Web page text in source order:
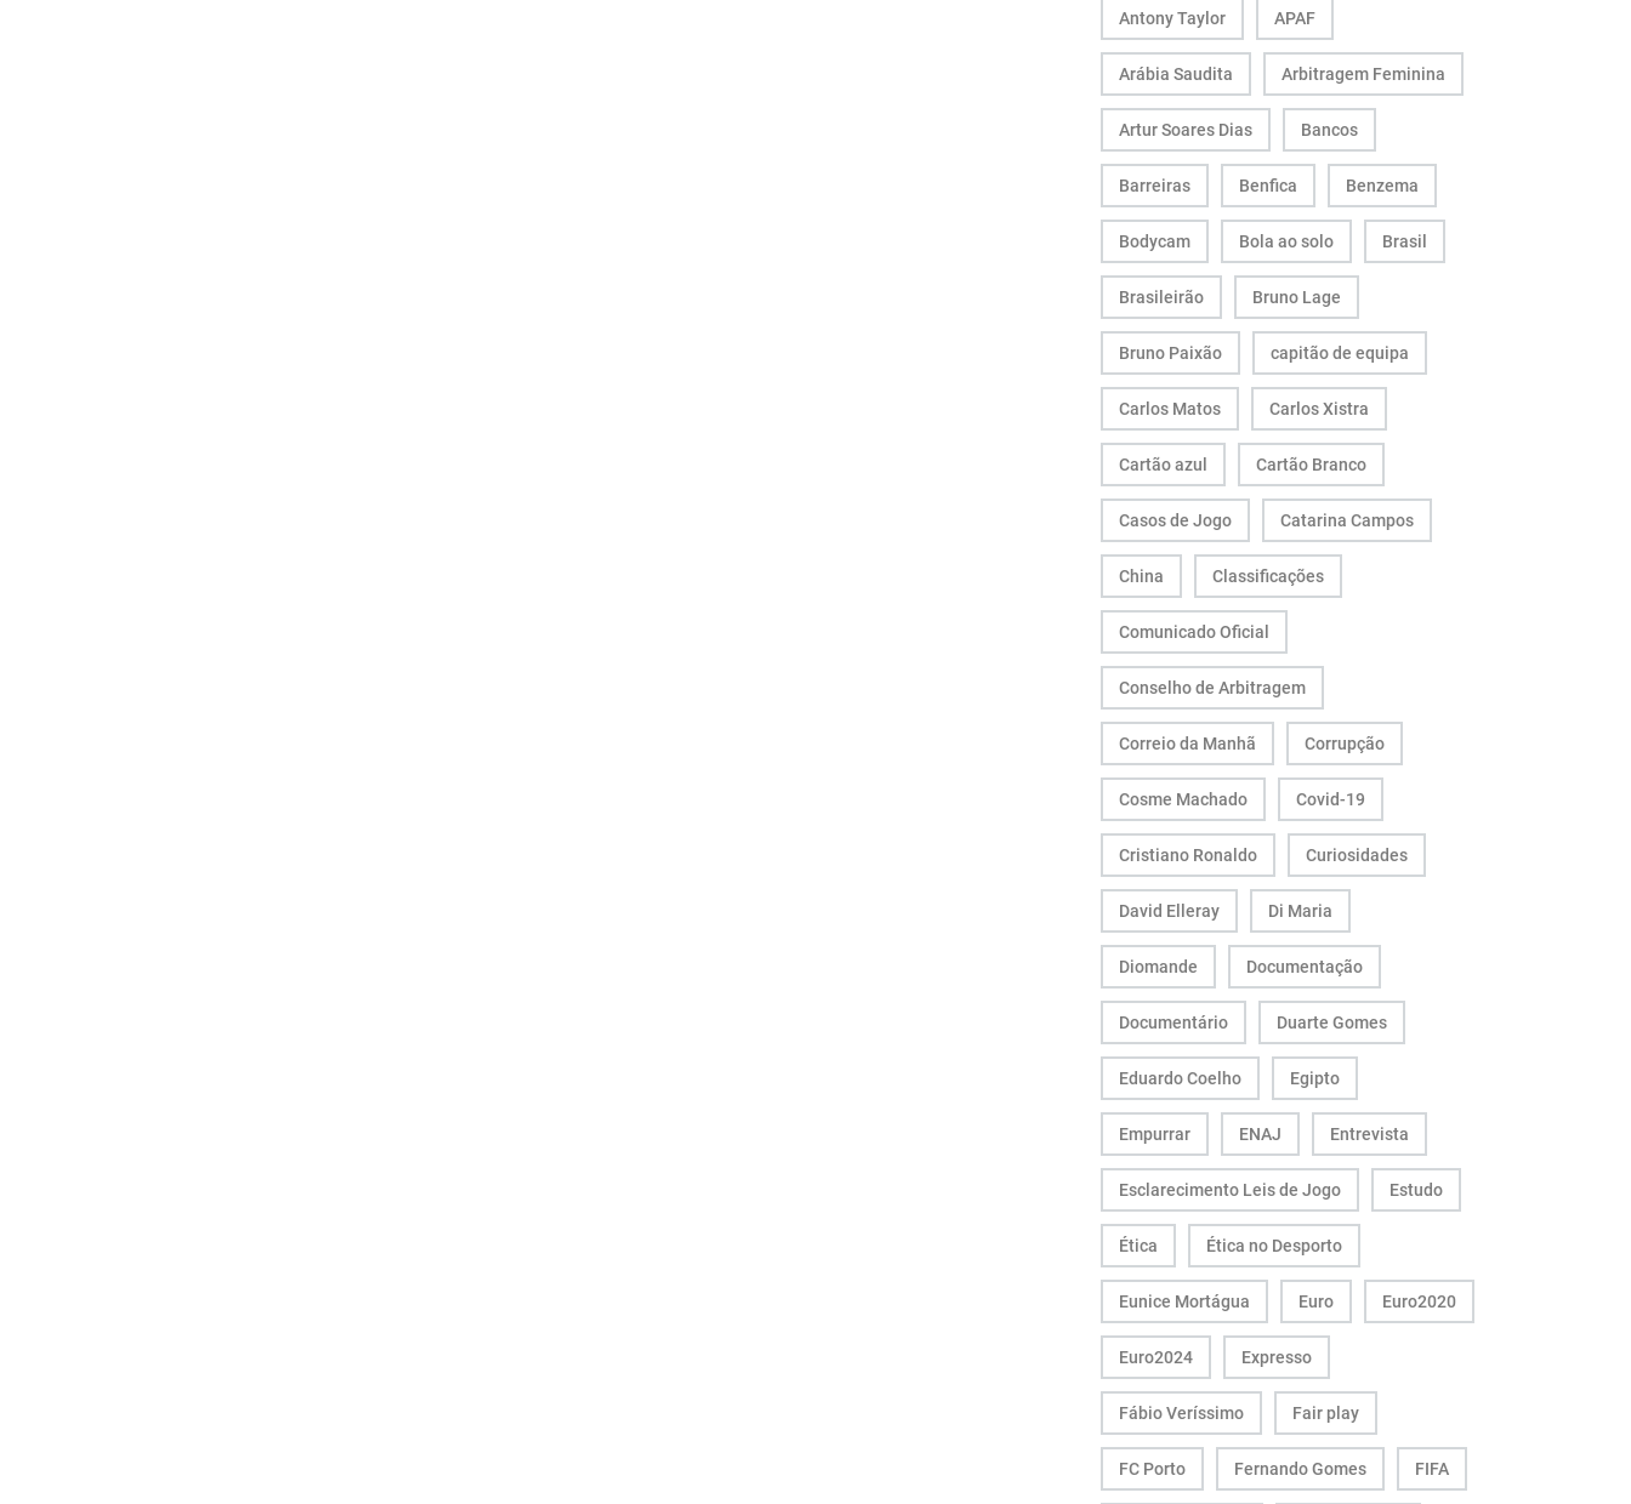
Antony Taylor APAF
Arábia Saudita Arbitragem Feminina
Artur Soares Dias Bancos
Barreiras Benfica Benzema
Bodycam Bola ao solo Brasil
Brasileirão Bruno Lage
Bruno Paixão capitão de equipa
Carlos Matos Carlos Xistra
Cartão azul Cartão Branco
Casos de Jogo Catarina Campos
China Classificações
Comunicado Oficial
Conselho de Arbitragem
Correio da Manhã Corrupção
Cosme Machado Covid-19
Cristiano Ronaldo Curiosidades
David Elleray Di Maria
Diomande Documentação
Documentário Duarte Gomes
Eduardo Coelho Egipto
Empurrar ENAJ Entrevista
Esclarecimento Leis de Jogo Estudo
Ética Ética no Desporto
Eunice Mortágua Euro Euro2020
Euro2024 Expresso
Fábio Veríssimo Fair play
FC Porto Fernando Gomes FIFA